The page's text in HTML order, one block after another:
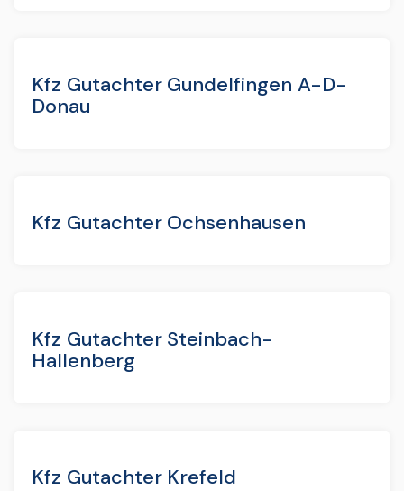
Kfz Gutachter Gundelfingen A-D-
Donau
Kfz Gutachter Ochsenhausen
Kfz Gutachter Steinbach-
Hallenberg
Kfz Gutachter Krefeld